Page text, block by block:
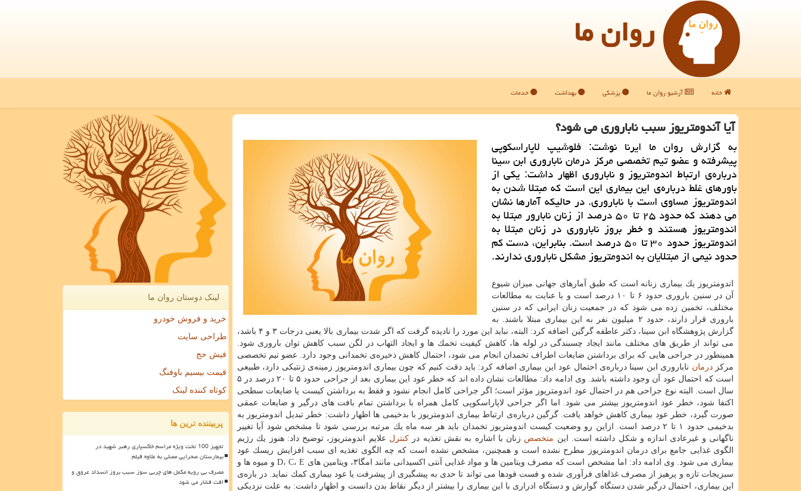
روان ما
خانه آرشیو روان ما پزشکی بهداشت خدمات
آیا آندومتریوز سبب ناباروری می شود؟
به گزارش روان ما ایرنا نوشت: فلوشیپ لاپاراسكوپی
پیشرفته و عضو تیم تخصصی مركز درمان ناباروری ابن سینا
درباره‌ی ارتباط اندومتریوز و ناباروری اظهار داشت: یكی از
باورهای غلط درباره‌ی این بیماری این است كه مبتلا شدن به
اندومتریوز مساوی است با ناباروری. در حالیكه آمارها نشان
می دهند كه حدود ۲۵ تا ۵۰ درصد از زنان نابارور مبتلا به
اندومتریوز هستند و خطر بروز ناباروری در زنان مبتلا به
اندومتریوز حدود ۳۰ تا ۵۰ درصد است. بنابراین، دست كم
حدود نیمی از مبتلایان به اندومتریوز مشكل ناباروری ندارند.
اندومتریوز یك بیماری زنانه است كه طبق آمارهای جهانی میزان شیوع
آن در سنین باروری حدود ۶ تا ۱۰ درصد است و با عنایت به مطالعات
مختلف، تخمین زده می شود كه در جمعیت زنان ایرانی كه در سنین
باروری قرار دارند، حدود ۲ میلیون نفر به این بیماری مبتلا باشند. به
گزارش پژوهشگاه ابن سینا، دكتر عاطفه گرگین اضافه كرد: البته، نباید این مورد را نادیده گرفت كه اگر شدت بیماری بالا یعنی درجات ۳ و ۴ باشد،
می تواند از طریق های مختلف مانند ایجاد چسبندگی در لوله ها، كاهش كیفیت تخمك ها و ایجاد التهاب در لگن سبب كاهش توان باروری شود.
همینطور در جراحی هایی كه برای برداشتن ضایعات اطراف تخمدان انجام می شود، احتمال كاهش ذخیره‌ی تخمدانی وجود دارد. عضو تیم تخصصی
مركزدرمان ناباروری ابن سینا درباره‌ی احتمال عود این بیماری اضافه كرد: باید دقت كنیم كه چون بیماری اندومتریوز زمینه‌ی ژنتیكی دارد، طبیعی
است كه احتمال عود آن وجود داشته باشد. وی ادامه داد: مطالعات نشان داده اند كه خطر عود این بیماری بعد از جراحی حدود ۵ تا ۲۰ درصد در ۵
سال است. البته نوع جراحی هم در احتمال عود اندومتریوز مؤثر است؛ اگر جراحی كامل انجام نشود و فقط به برداشتن كیست یا ضایعات سطحی
اكتفا شود، خطر عود اندومتریوز بیشتر می شود. اما اگر جراحی لاپاراسكوپی كامل همراه با برداشتن تمام بافت های درگیر و ضایعات عمقی
صورت گیرد، خطر عود بیماری كاهش خواهد یافت. گرگین درباره‌ی ارتباط بیماری اندومتریوز با بدخیمی ها اظهار داشت: خطر تبدیل اندومتریوز به
بدخیمی حدود ۱ تا ۲ درصد است. ازاین رو وضعیت كیست اندومتریوز تخمدان باید هر سه ماه یك مرتبه بررسی شود تا مشخص شود آیا تغییر
ناگهانی و غیرعادی اندازه و شكل داشته است. این متخصص زنان با اشاره به نقش تغذیه در كنترل علایم اندومتریوز، توضیح داد: هنوز یك رژیم
الگوی غذایی جامع برای درمان اندومتریوز مطرح نشده است و همچنین، مشخص نشده است كه چه الگوی تغذیه ای سبب افزایش ریسك عود
بیماری می شود. وی ادامه داد: اما مشخص است كه مصرف ویتامین ها و مواد غذایی آنتی اكسیدانی مانند امگا۳، ویتامین های D، C، E و میوه ها و
سبزیجات تازه و پرهیز از مصرف غذاهای فرآوری شده و فست فودها می تواند تا حدی به پیشگیری از پیشرفت یا عود بیماری كمك نماید. در باره‌ی
این بیماری، احتمال درگیر شدن دستگاه گوارش و دستگاه ادراری با این بیماری را بیشتر از دیگر نقاط بدن دانست و اظهار داشت: به علت نزدیكی
لینک دوستان روان ما
خرید و فروش خودرو
طراحی سایت
فیش حج
قیمت بیسیم باوفنگ
کوتاه کننده لینک
پربیننده ترین ها
تجهیز 100 تخت ویژه مراسم خاکسپاری رهبر شهید در
بیمارستان صحرایی مصلی به علاوه فیلم
مصرف بی رویه مکمل های چربی سوز سبب بروز انسداد عروق و
افت فشار می شود